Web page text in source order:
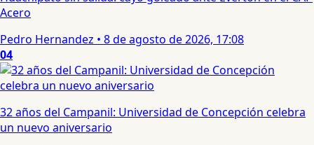
Acero
Pedro Hernandez • 8 de agosto de 2026, 17:08
04
32 años del Campanil: Universidad de Concepción celebra
un nuevo aniversario